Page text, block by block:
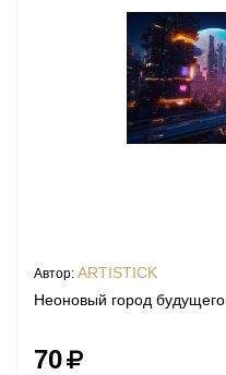
Автор: ARTISTICK
Неоновый город будущего
70